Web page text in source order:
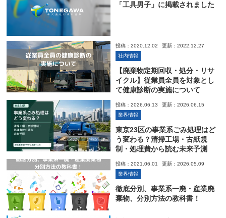
「工具男子」に掲載されました
投稿：2020.12.02
更新：2022.12.27
社内情報
【廃棄物定期回収・処分・リサ
イクル】従業員全員を対象とし
て健康診断の実施について
投稿：2026.06.13
更新：2026.06.15
業界情報
東京23区の事業系ごみ処理はど
う変わる？清掃工場・古紙規
制・処理費から読む未来予測
投稿：2021.06.01
更新：2026.05.09
業界情報
徹底分別、事業系一廃・産業廃
棄物、分別方法の教科書！